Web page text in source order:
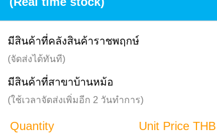
มีสินค้าที่คลังสินค้าราชพฤกษ์
(จัดส่งได้ทันที)
มีสินค้าที่สาขาบ้านหม้อ
(ใช้เวลาจัดส่งเพิ่มอีก 2 วันทำการ)
Quantity
Unit Price THB